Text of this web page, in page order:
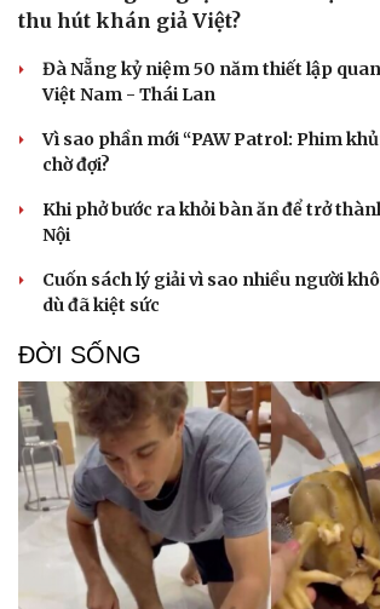
Thông tin doanh nghiệp
Doanh nghiệp 24h
Doanh nhân
Vì cộng đồng
Sành điệu
Trải nghiệm
thu hút khán giả Việt?
Đà Nẵng kỷ niệm 50 năm thiết lập
Việt Nam - Thái Lan
Vì sao phần mới “PAW Patrol: Phim
chờ đợi?
Khi phở bước ra khỏi bàn ăn để trở
Nội
Cuốn sách lý giải vì sao nhiều người
dù đã kiệt sức
ĐỜI SỐNG